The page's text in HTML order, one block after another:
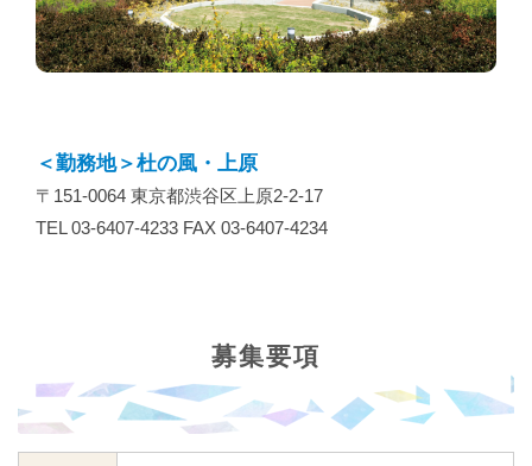
＜勤務地＞杜の風・上原
〒151-0064 東京都渋谷区上原2-2-17
TEL 03-6407-4233 FAX 03-6407-4234
募集要項